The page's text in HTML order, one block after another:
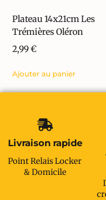
Plateau 14x21cm Les
Trémières Oléron
2,99€
Ajouter au panier
Livraison rapide
Point Relais Locker
& Domicile